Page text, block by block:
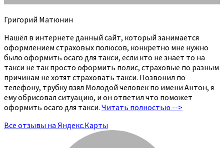
Григорий Матюнин
Нашёл в интернете данный сайт, который занимается
оформлением страховых полюсов, конкретно мне нужно
было оформить осаго для такси, если кто не знает то на
такси не так просто оформить полис, страховые по разным
причинам не хотят страховать такси. Позвонил по
телефону, трубку взял Молодой человек по имени Антон, я
ему обрисовал ситуацию, и он ответил что поможет
оформить осаго для такси. Читать полностью -->
Все отзывы на Яндекс.Карты